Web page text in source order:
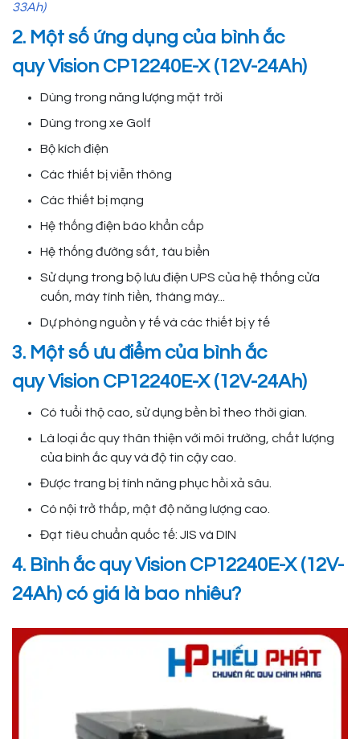
33Ah)
2. Một số ứng dụng của bình ắc
quy Vision CP12240E-X (12V-24Ah)
Dùng trong năng lượng mặt trời
Dùng trong xe Golf
Bộ kích điện
Các thiết bị viễn thông
Các thiết bị mạng
Hệ thống điện báo khẩn cấp
Hệ thống đường sắt, tàu biển
Sử dụng trong bộ lưu điện UPS của hệ thống cửa
cuốn, máy tính tiền, tháng máy...
Dự phòng nguồn y tế và các thiết bị y tế
3. Một số ưu điểm của bình ắc
quy Vision CP12240E-X (12V-24Ah)
Có tuổi thộ cao, sử dụng bền bỉ theo thời gian.
Là loại ắc quy thân thiện với môi trường, chất lượng
của bình ắc quy và độ tin cậy cao.
Được trang bị tính năng phục hồi xả sâu.
Có nội trở thấp, mật độ năng lượng cao.
Đạt tiêu chuẩn quốc tế: JIS và DIN
4. Bình ắc quy Vision CP12240E-X (12V-
24Ah) có giá là bao nhiêu?